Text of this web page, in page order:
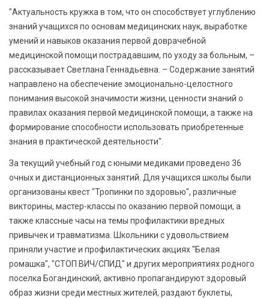
"Актуальность кружка в том, что он способствует углублению
знаний учащихся по основам медицинских наук, выработке
умений и навыков оказания первой доврачебной
медицинской помощи пострадавшим, по уходу за больным, –
рассказывает Светлана Геннадьевна. – Содержание занятий
направлено на обеспечение эмоционально-целостного
понимания высокой значимости жизни, ценности знаний о
правилах оказания первой медицинской помощи, а также на
формирование способности использовать приобретенные
знания в практической деятельности".
За текущий учебный год с юными медиками проведено 36
очных и дистанционных занятий. Для учащихся школы были
организованы квест "Тропинки по здоровью", различные
викторины, мастер-классы по оказанию первой помощи, а
также классные часы на темы профилактики вредных
привычек и травматизма. Школьники с удовольствием
приняли участие и профилактических акциях "Белая
ромашка", "СТОП ВИЧ/СПИД" и других мероприятиях родного
поселка Богандинский, активно пропагандируют здоровый
образ жизни среди местных жителей, раздают буклеты,